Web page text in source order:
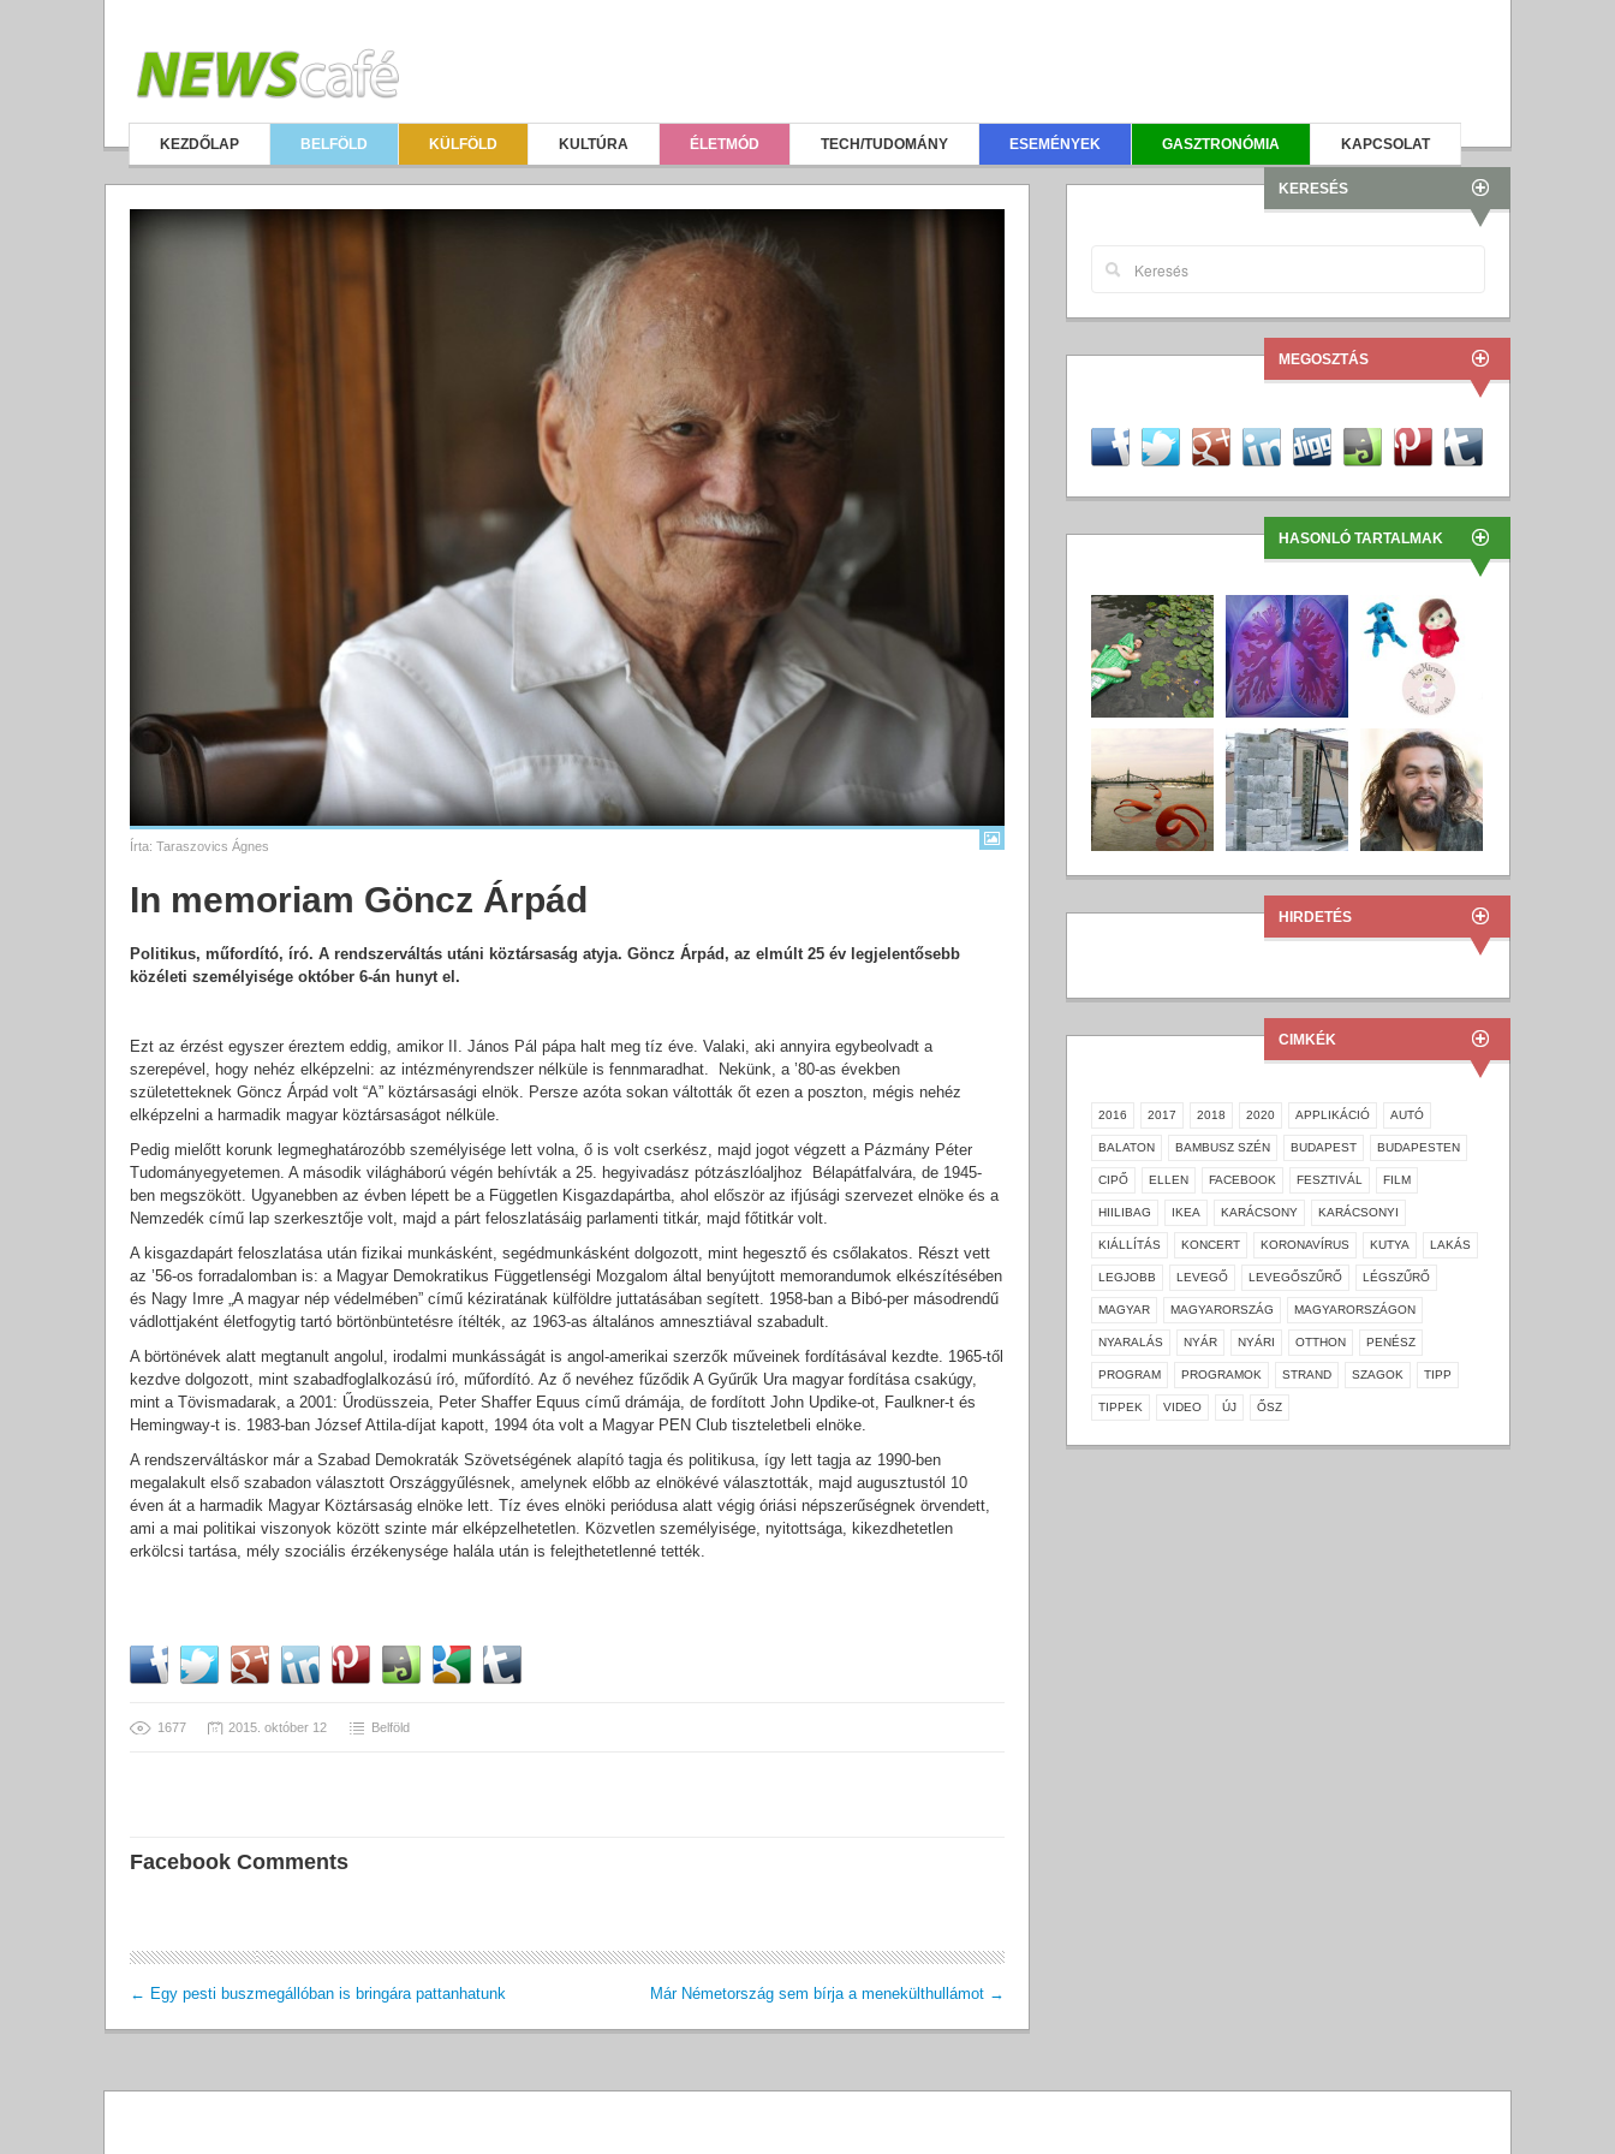
KEZDŐLAP BELFÖLD KÜLFÖLD KULTÚRA ÉLETMÓD TECH/TUDOMÁNY ESEMÉNYEK GASZTRONÓMIA KAPCSOLAT
Írta: Taraszovics Ágnes
In memoriam Göncz Árpád
Politikus, műfordító, író. A rendszerváltás utáni köztársaság atyja. Göncz Árpád, az elmúlt 25 év legjelentősebb
közéleti személyisége október 6-án hunyt el.
Ezt az érzést egyszer éreztem eddig, amikor II. János Pál pápa halt meg tíz éve. Valaki, aki annyira egybeolvadt a
szerepével, hogy nehéz elképzelni: az intézményrendszer nélküle is fennmaradhat. Nekünk, a ’80-as években
születetteknek Göncz Árpád volt “A” köztársasági elnök. Persze azóta sokan váltották őt ezen a poszton, mégis nehéz
elképzelni a harmadik magyar köztársaságot nélküle.
Pedig mielőtt korunk legmeghatározóbb személyisége lett volna, ő is volt cserkész, majd jogot végzett a Pázmány Péter
Tudományegyetemen. A második világháború végén behívták a 25. hegyivadász pótzászlóaljhoz Bélapátfalvára, de 1945-
ben megszökött. Ugyanebben az évben lépett be a Független Kisgazdapártba, ahol először az ifjúsági szervezet elnöke és a
Nemzedék című lap szerkesztője volt, majd a párt feloszlatásáig parlamenti titkár, majd főtitkár volt.
A kisgazdapárt feloszlatása után fizikai munkásként, segédmunkásként dolgozott, mint hegesztő és csőlakatos. Részt vett
az ’56-os forradalomban is: a Magyar Demokratikus Függetlenségi Mozgalom által benyújtott memorandumok elkészítésében
és Nagy Imre „A magyar nép védelmében” című kéziratának külföldre juttatásában segített. 1958-ban a Bibó-per másodrendű
vádlottjaként életfogytig tartó börtönbüntetésre ítélték, az 1963-as általános amnesztiával szabadult.
A börtönévek alatt megtanult angolul, irodalmi munkásságát is angol-amerikai szerzők műveinek fordításával kezdte. 1965-től
kezdve dolgozott, mint szabadfoglalkozású író, műfordító. Az ő nevéhez fűződik A Gyűrűk Ura magyar fordítása csakúgy,
mint a Tövismadarak, a 2001: Űrodüsszeia, Peter Shaffer Equus című drámája, de fordított John Updike-ot, Faulkner-t és
Hemingway-t is. 1983-ban József Attila-díjat kapott, 1994 óta volt a Magyar PEN Club tiszteletbeli elnöke.
A rendszerváltáskor már a Szabad Demokraták Szövetségének alapító tagja és politikusa, így lett tagja az 1990-ben
megalakult első szabadon választott Országgyűlésnek, amelynek előbb az elnökévé választották, majd augusztustól 10
éven át a harmadik Magyar Köztársaság elnöke lett. Tíz éves elnöki periódusa alatt végig óriási népszerűségnek örvendett,
ami a mai politikai viszonyok között szinte már elképzelhetetlen. Közvetlen személyisége, nyitottsága, kikezdhetetlen
erkölcsi tartása, mély szociális érzékenysége halála után is felejthetetlenné tették.
1677 2015. október 12 Belföld
Facebook Comments
← Egy pesti buszmegállóban is bringára pattanhatunk Már Németország sem bírja a menekülthullámot →
KERESÉS
MEGOSZTÁS
HASONLÓ TARTALMAK
HIRDETÉS
CIMKÉK
2016 2017 2018 2020 APPLIKÁCIÓ AUTÓ
BALATON BAMBUSZ SZÉN BUDAPEST BUDAPESTEN
CIPŐ ELLEN FACEBOOK FESZTIVÁL FILM
HIILIBAG IKEA KARÁCSONY KARÁCSONYI
KIÁLLÍTÁS KONCERT KORONAVÍRUS KUTYA LAKÁS
LEGJOBB LEVEGŐ LEVEGŐSZŰRŐ LÉGSZŰRŐ
MAGYAR MAGYARORSZÁG MAGYARORSZÁGON
NYARALÁS NYÁR NYÁRI OTTHON PENÉSZ
PROGRAM PROGRAMOK STRAND SZAGOK TIPP
TIPPEK VIDEO ÚJ ŐSZ